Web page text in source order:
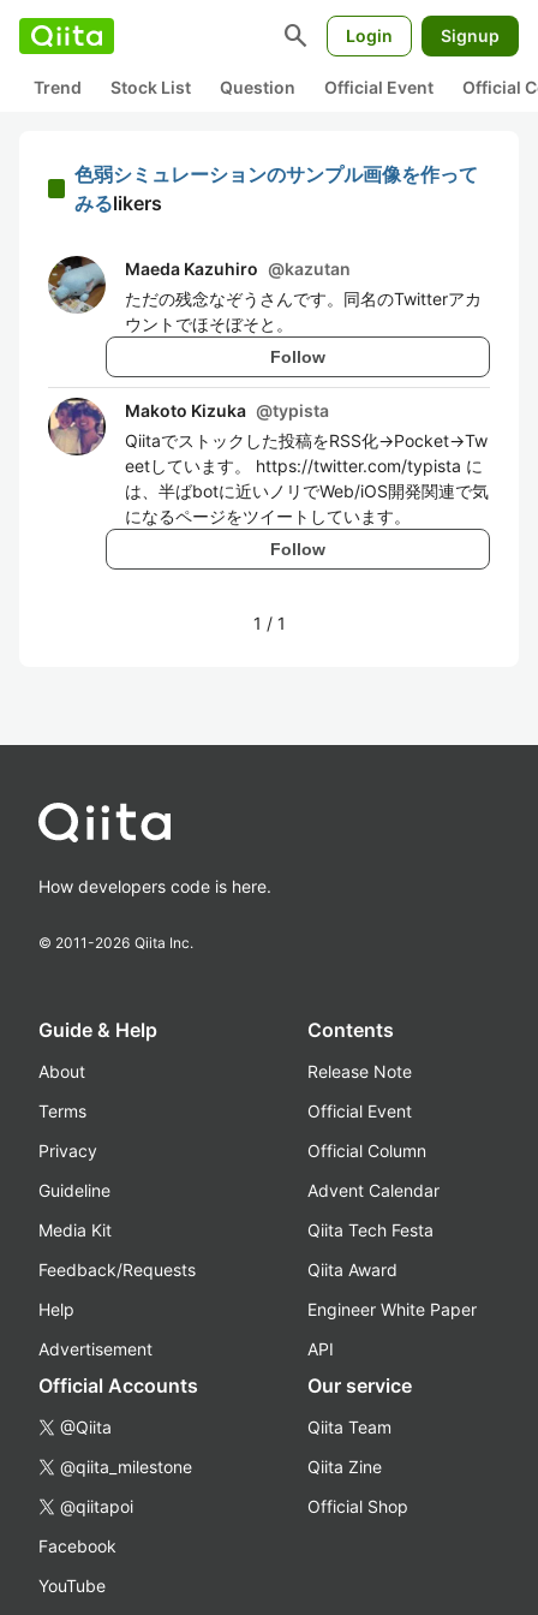
search Login Signup
Trend Stock List Question Official Event Official
色弱シミュレーションのサンプル画像を作って
みるlikers
Maeda Kazuhiro @kazutan
ただの残念なぞうさんです。同名のTwitterアカ
ウントでほそぼそと。
Follow
Makoto Kizuka @typista
Qiitaでストックした投稿をRSS化→Pocket→Tw
eetしています。 https://twitter.com/typista に
は、半ばbotに近いノリでWeb/iOS開発関連で気
になるページをツイートしています。
Follow
1 / 1
How developers code is here.
© 2011-2026 Qiita Inc.
Guide & Help
About
Terms
Privacy
Guideline
Media Kit
Feedback/Requests
Help
Advertisement
Contents
Release Note
Official Event
Official Column
Advent Calendar
Qiita Tech Festa
Qiita Award
Engineer White Paper
API
Official Accounts
@Qiita
@qiita_milestone
@qiitapoi
Facebook
YouTube
Our service
Qiita Team
Qiita Zine
Official Shop